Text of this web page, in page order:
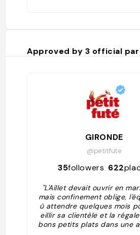
Approved by 3 official
GIRONDE
@petitfute
35followers 622
"L'Aillet devait ouvrir en
mais confinement oblige,
û attendre quelques mois
eillir sa clientèle et la
bons petits plats dans une